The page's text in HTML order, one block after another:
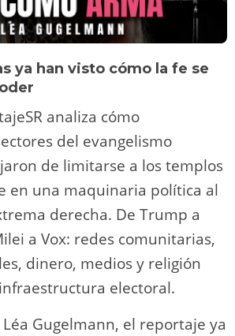
ya han visto cómo la fe se
analiza cómo
del evangelismo
de limitarse a los templos
en una maquinaria política al
derecha. De Trump a
a Vox: redes comunitarias,
dinero, medios y religión
electoral.
Gugelmann, el reportaje ya